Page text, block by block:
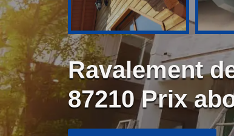
Ravalement
87210 Prix